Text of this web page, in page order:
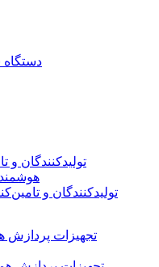
تولیدکنندگان و